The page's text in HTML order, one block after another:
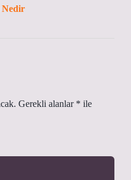
Nedir
Gerekli alanlar * ile